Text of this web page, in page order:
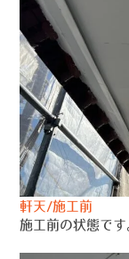
軒天/施工前
施工前の状態です